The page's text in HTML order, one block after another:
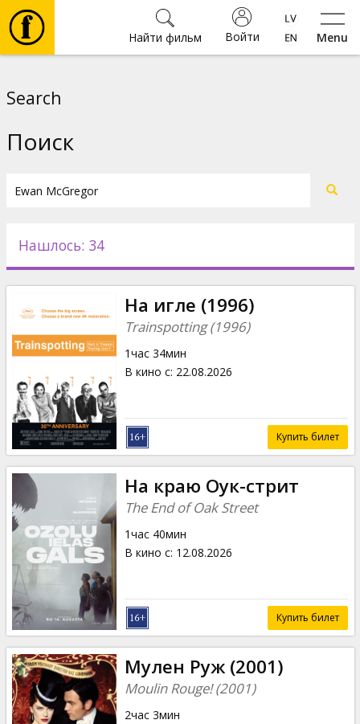
Menu
Войти
Найти фильм
Новости
Подарки
Кинозакуски
B2B
Клуб
Search
Поиск
Нашлось: 34
На игле (1996)
Trainspotting (1996)
1час 34мин
В кино с: 22.08.2026
Купить билет
На краю Оук-стрит
The End of Oak Street
1час 40мин
В кино с: 12.08.2026
Купить билет
Мулен Руж (2001)
Moulin Rouge! (2001)
2час 3мин